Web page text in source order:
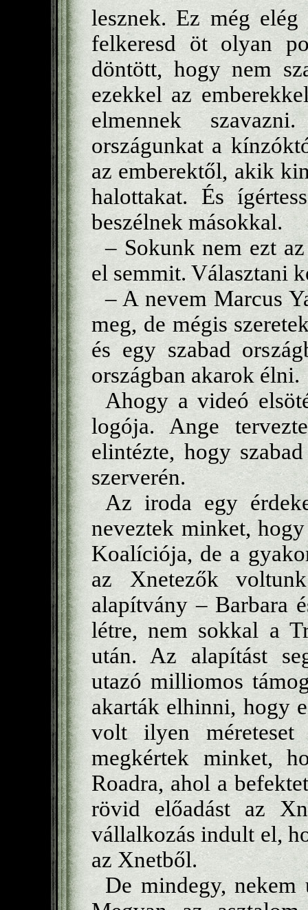
lesznek. Ez még
felkeresd öt olyan
döntött, hogy nem
ezekkel az
elmennek
országunkat a
az emberektől, akik
halottakat. És
beszélnek másokkal.
– Sokunk nem ezt
el semmit. Választani
– A nevem Marcus
meg, de mégis
és egy szabad
országban akarok élni.
Ahogy a videó
logója. Ange
elintézte, hogy
szerverén.
Az iroda egy
neveztek minket,
Koalíciója, de a
az Xnetezők
alapítvány – Barbara
létre, nem sokkal a
után. Az alapítást
utazó milliomos
akarták elhinni, hogy
volt ilyen
megkértek minket,
Roadra, ahol a
rövid előadást az
vállalkozás indult el,
az Xnetből.
De mindegy, nekem